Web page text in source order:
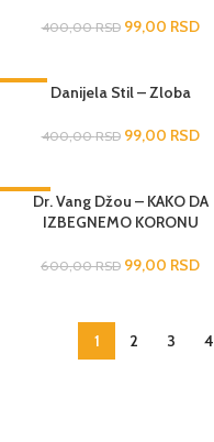
400,00RSD 99,00 RSD
Danijela Stil – Zloba
400,00RSD 99,00 RSD
-84%Dr. Vang Džou – KAKO DA
IZBEGNEMO KORONU
600,00RSD 99,00 RSD
1 2 3 4